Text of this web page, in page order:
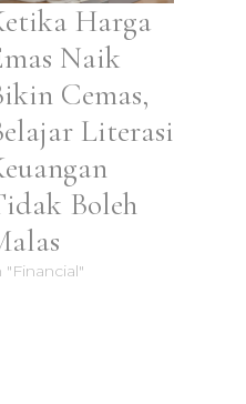
Harga
Naik
Cemas,
Literasi
Boleh
"Financial"